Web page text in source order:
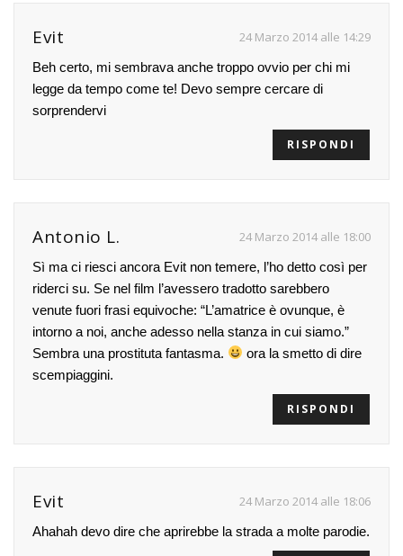
Evit 24 Marzo 2014 alle 14:29
Beh certo, mi sembrava anche troppo ovvio per chi mi
legge da tempo come te! Devo sempre cercare di
sorprendervi
RISPONDI
Antonio L. 24 Marzo 2014 alle 18:00
Sì ma ci riesci ancora Evit non temere, l’ho detto così per
riderci su. Se nel film l’avessero tradotto sarebbero
venute fuori frasi equivoche: “L’amatrice è ovunque, è
intorno a noi, anche adesso nella stanza in cui siamo.”
Sembra una prostituta fantasma.
ora la smetto di dire
scempiaggini.
RISPONDI
Evit 24 Marzo 2014 alle 18:06
Ahahah devo dire che aprirebbe la strada a molte parodie.